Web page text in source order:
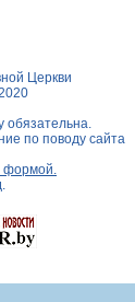
Церкви
обязательна.
по поводу сайта
формой.